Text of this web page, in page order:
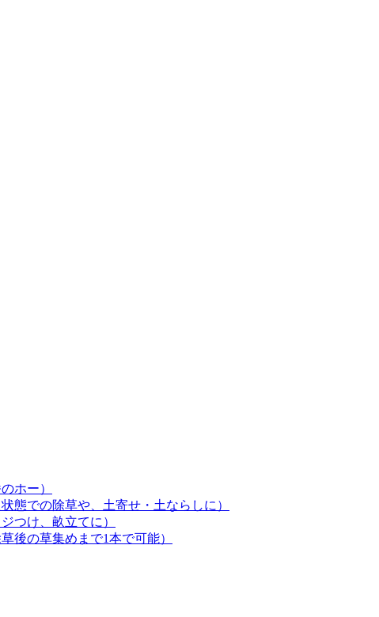
ホー）
態での除草や、土寄せ・土ならしに）
つけ、畝立てに）
後の草集めまで1本で可能）